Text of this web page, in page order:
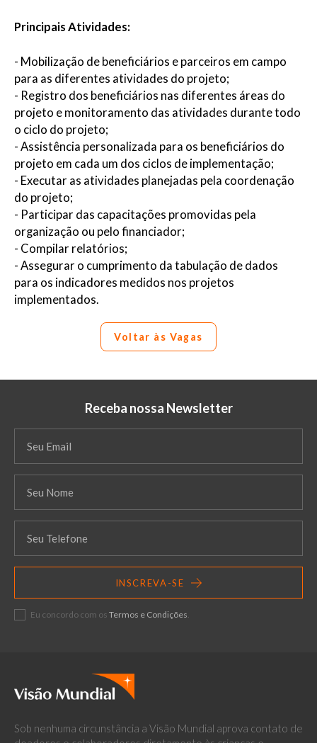
Principais Atividades:
- Mobilização de beneficiários e parceiros em campo
para as diferentes atividades do projeto;
- Registro dos beneficiários nas diferentes áreas do
projeto e monitoramento das atividades durante todo
o ciclo do projeto;
- Assistência personalizada para os beneficiários do
projeto em cada um dos ciclos de implementação;
- Executar as atividades planejadas pela coordenação
do projeto;
- Participar das capacitações promovidas pela
organização ou pelo financiador;
- Compilar relatórios;
- Assegurar o cumprimento da tabulação de dados
para os indicadores medidos nos projetos
implementados.
Voltar às Vagas
Receba nossa Newsletter
INSCREVA-SE
Eu concordo com os Termos e Condições.
Sob nenhuma circunstância a Visão Mundial aprova contato de